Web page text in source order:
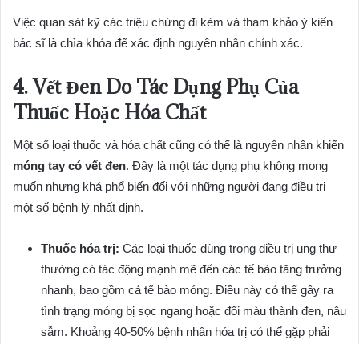
Việc quan sát kỹ các triệu chứng đi kèm và tham khảo ý kiến
bác sĩ là chìa khóa để xác định nguyên nhân chính xác.
4. Vết Đen Do Tác Dụng Phụ Của
Thuốc Hoặc Hóa Chất
Một số loại thuốc và hóa chất cũng có thể là nguyên nhân khiến
móng tay có vết đen. Đây là một tác dụng phụ không mong
muốn nhưng khá phổ biến đối với những người đang điều trị
một số bệnh lý nhất định.
Thuốc hóa trị: Các loại thuốc dùng trong điều trị ung thư
thường có tác động mạnh mẽ đến các tế bào tăng trưởng
nhanh, bao gồm cả tế bào móng. Điều này có thể gây ra
tình trạng móng bị sọc ngang hoặc đổi màu thành đen, nâu
sẫm. Khoảng 40-50% bệnh nhân hóa trị có thể gặp phải